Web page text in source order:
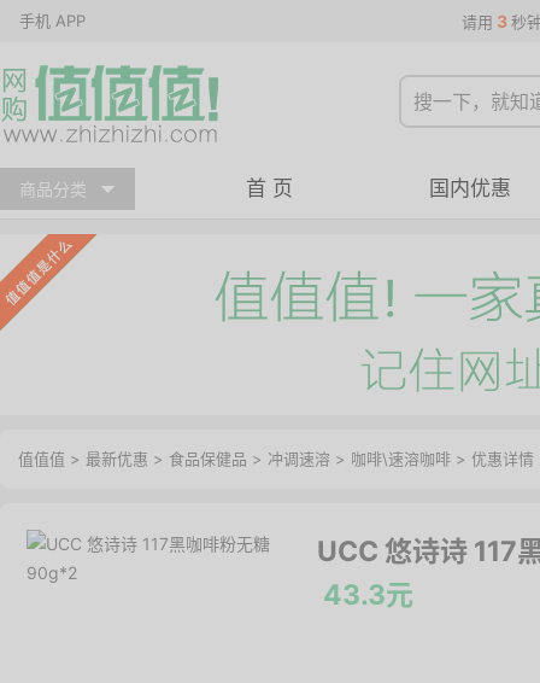
手机 APP 请用 3 秒
商品分类 首 页 国内优惠
值值值 > 最新优惠 > 食品保健品 > 冲调速溶 > 咖啡\速溶咖啡 > 优惠详情
UCC 悠诗诗 117
43.3元